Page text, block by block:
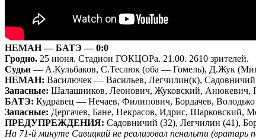
НЕМАН — БАТЭ — 0:0
Гродно. 25 июня. Стадион ГОКЦОРа. 21.00. 2610 зрителей.
Судьи — А.Кульбаков, С.Теслюк (оба — Гомель), Д.Жук
НЕМАН: Василючек — Васильев, Легчилин(к),
Запасные: Шалашников, Леонович, Жуковский, Анюкевич,
БАТЭ: Кудравец — Нечаев, Филипович, Бордачев,
Запасные: Дергачев, Бане, Некрасов, Идрис, Шарковский,
ПРЕДУПРЕЖДЕНИЯ: Садовничий (32), Легчилин (41),
На 71-й минуте Савицкий не реализовал пенальти (вратарь